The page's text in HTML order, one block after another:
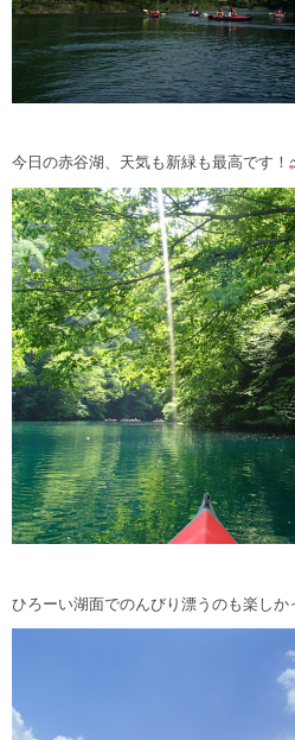
今日の赤谷湖、天気も新緑も最高です！
ひろーい湖面でのんびり漂うのも楽しか